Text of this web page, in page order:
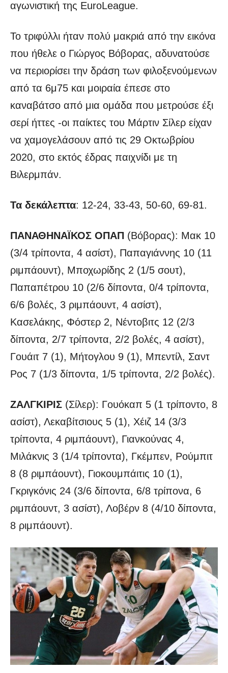
αγωνιστική της EuroLeague.
Το τριφύλλι ήταν πολύ μακριά από την εικόνα
που ήθελε ο Γιώργος Βόβορας, αδυνατούσε
να περιορίσει την δράση των φιλοξενούμενων
από τα 6μ75 και μοιραία έπεσε στο
καναβάτσο από μια ομάδα που μετρούσε έξι
σερί ήττες -οι παίκτες του Μάρτιν Σίλερ είχαν
να χαμογελάσουν από τις 29 Οκτωβρίου
2020, στο εκτός έδρας παιχνίδι με τη
Βιλερμπάν.
Τα δεκάλεπτα: 12-24, 33-43, 50-60, 69-81.
ΠΑΝΑΘΗΝΑΪΚΟΣ ΟΠΑΠ (Βόβορας): Μακ 10
(3/4 τρίποντα, 4 ασίστ), Παπαγιάννης 10 (11
ριμπάουντ), Μποχωρίδης 2 (1/5 σουτ),
Παπαπέτρου 10 (2/6 δίποντα, 0/4 τρίποντα,
6/6 βολές, 3 ριμπάουντ, 4 ασίστ),
Κασελάκης, Φόστερ 2, Νέντοβιτς 12 (2/3
δίποντα, 2/7 τρίποντα, 2/2 βολές, 4 ασίστ),
Γουάιτ 7 (1), Μήτογλου 9 (1), Μπεντίλ, Σαντ
Ρος 7 (1/3 δίποντα, 1/5 τρίποντα, 2/2 βολές).
ΖΑΛΓΚΙΡΙΣ (Σίλερ): Γουόκαπ 5 (1 τρίποντο, 8
ασίστ), Λεκαβίτσιους 5 (1), Χέιζ 14 (3/3
τρίποντα, 4 ριμπάουντ), Γιανκούνας 4,
Μιλάκνις 3 (1/4 τρίποντα), Γκέμπεν, Ρούμπιτ
8 (8 ριμπάουντ), Γιοκουμπάιτις 10 (1),
Γκριγκόνις 24 (3/6 δίποντα, 6/8 τρίπονα, 6
ριμπάουντ, 3 ασίστ), Λοβέρν 8 (4/10 δίποντα,
8 ριμπάουντ).